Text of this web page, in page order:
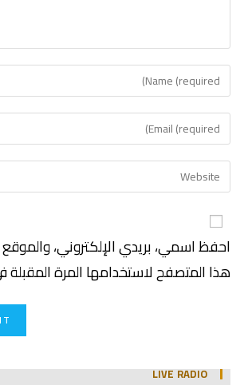
احفظ اسمي، بريدي الإلكتروني،
هذا المتصفح لاستخدامها المرة
LIVE RADIO